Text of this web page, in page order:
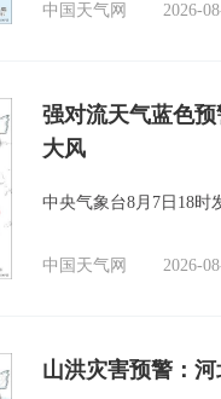
中国天气网 2026-
强对流天气蓝色
大风
中央气象台8月7日18时
中国天气网 2026-
山洪灾害预警：